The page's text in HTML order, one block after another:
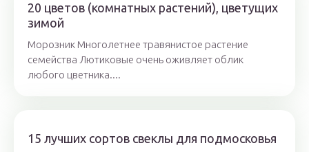
20 цветов (комнатных растений), цветущих
зимой
Морозник Многолетнее травянистое растение
семейства Лютиковые очень оживляет облик
любого цветника....
15 лучших сортов свеклы для подмосковья